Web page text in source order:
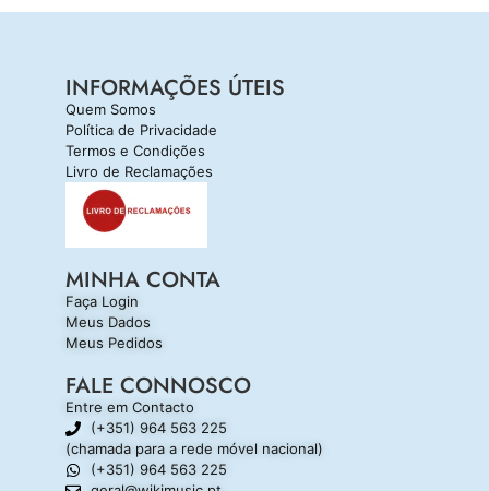
INFORMAÇÕES ÚTEIS
Quem Somos
Política de Privacidade
Termos e Condições
Livro de Reclamações
MINHA CONTA
Faça Login
Meus Dados
Meus Pedidos
FALE CONNOSCO
Entre em Contacto
(+351) 964 563 225
(chamada para a rede móvel nacional)
(+351) 964 563 225